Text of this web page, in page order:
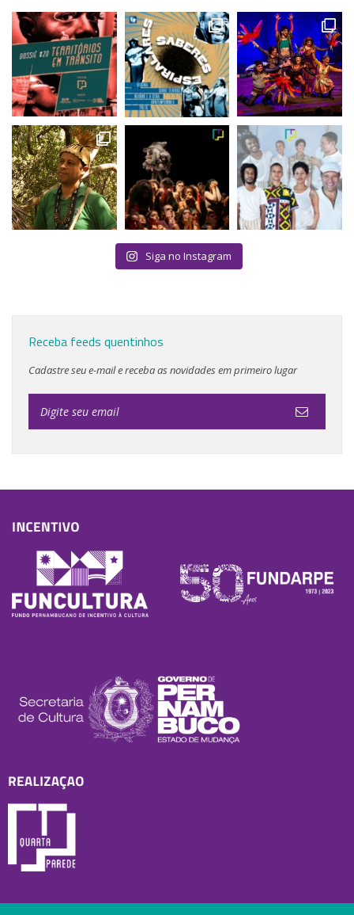
Siga no Instagram
Receba feeds quentinhos
Cadastre seu e-mail e receba as novidades em primeiro lugar